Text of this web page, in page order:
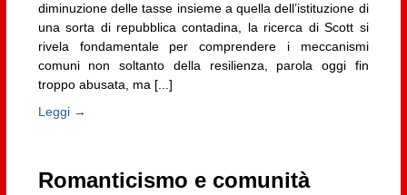
diminuzione delle tasse insieme a quella dell’istituzione di
una sorta di repubblica contadina, la ricerca di Scott si
rivela fondamentale per comprendere i meccanismi
comuni non soltanto della resilienza, parola oggi fin
troppo abusata, ma [...]
Leggi →
Romanticismo e comunità